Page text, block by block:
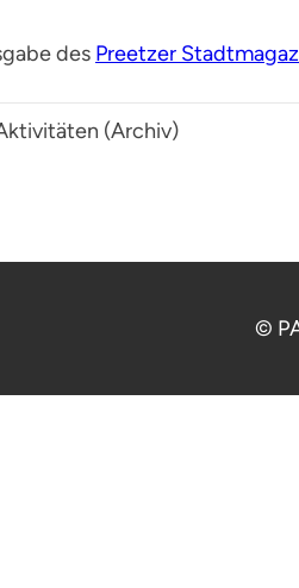
des Preetzer
(Archiv)
©